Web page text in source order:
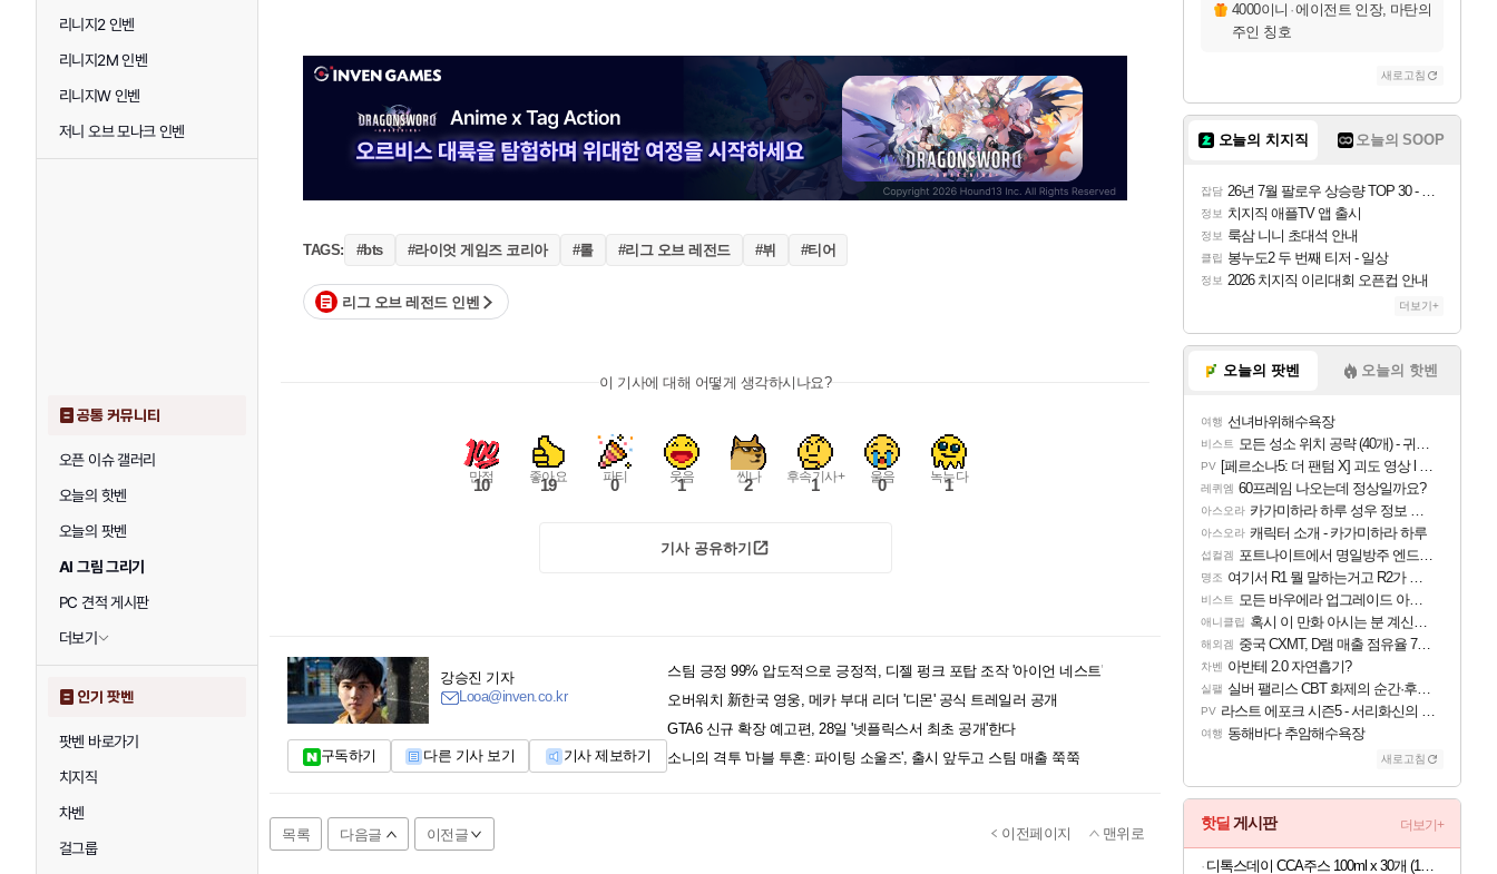
리니지2 인벤
리니지2M 인벤
리니지W 인벤
저니 오브 모나크 인벤
공통 커뮤니티
오픈 이슈 갤러리
오늘의 핫벤
오늘의 팟벤
AI 그림 그리기
PC 견적 게시판
더보기
인기 팟벤
팟벤 바로가기
치지직
차벤
걸그룹
TAGS: #bts #라이엇 게임즈 코리아 #롤 #리그 오브 레전드 #뷔 #티어
리그 오브 레전드 인벤
이 기사에 대해 어떻게 생각하시나요?
만점
10 좋아요
19 파티
0 웃음
1 씬나
2 후속기사+
1 울음
0 녹는다
1
기사 공유하기
강승진 기자
Looa@inven.co.kr
구독하기 다른 기사 보기 기사 제보하기
스팀 긍정 99% 압도적으로 긍정적, 디젤 펑크 포탑 조작 '아이언 네스트'
오버워치 新한국 영웅, 메카 부대 리더 '디몬' 공식 트레일러 공개
GTA6 신규 확장 예고편, 28일 '넷플릭스서 최초 공개'한다
소니의 격투 '마블 투혼: 파이팅 소울즈', 출시 앞두고 스팀 매출 쭉쭉
목록 다음글 이전글 이전페이지 맨위로
4000이니 ·에이전트 인장, 마탄의
주인 칭호
새로고침
오늘의 치지직 오늘의 SOOP
잡담 26년 7월 팔로우 상승량 TOP 30 - 월간 치지직
정보 치지직 애플TV 앱 출시
정보 룩삼 니니 초대석 안내
클립 봉누도2 두 번째 티저 - 일상
정보 2026 치지직 이리대회 오픈컵 안내
더보기+
오늘의 팟벤 오늘의 핫벤
여행 선녀바위해수욕장
비스트 모든 성소 위치 공략 (40개) - 귀환한 영혼 도전과제
PV [페르소나5: 더 팬텀 X] 괴도 영상 l 타카마키 안·댄싱 스타
레퀴엠 60프레임 나오는데 정상일까요?
아스오라 카가미하라 하루 성우 정보 및 주요 필모
아스오라 캐릭터 소개 - 카가미하라 하루
섭컬겜 포트나이트에서 명일방주 엔드필드 [펠리카] 판매 예정
명조 여기서 R1 뭘 말하는거고 R2가 뭘말하는걸까요?
비스트 모든 바우에라 업그레이드 아이템 획득 위치 공략 (89개)
애니클립 혹시 이 만화 아시는 분 계신가요
해외겜 중국 CXMT, D램 매출 점유율 7%…글로벌 4위로 부상
차벤 아반테 2.0 자연흡기?
실팰 실버 팰리스 CBT 화제의 순간·후기 모음
PV 라스트 에포크 시즌5 - 서리화신의 분노 티저
여행 동해바다 추암해수욕장
새로고침
핫딜 게시판 더보기+